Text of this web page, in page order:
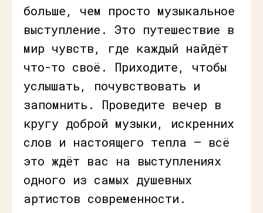
больше, чем просто музыкальное
выступление. Это путешествие в
мир чувств, где каждый найдёт
что-то своё. Приходите, чтобы
услышать, почувствовать и
запомнить. Проведите вечер в
кругу доброй музыки, искренних
слов и настоящего тепла — всё
это ждёт вас на выступлениях
одного из самых душевных
артистов современности.